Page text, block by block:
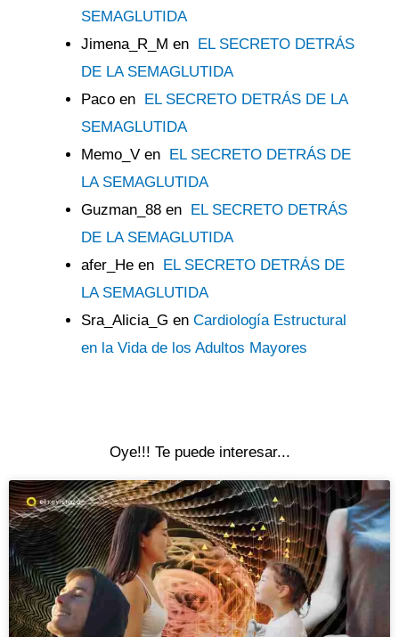
SEMAGLUTIDA
Jimena_R_M en EL SECRETO DETRÁS
DE LA SEMAGLUTIDA
Paco en EL SECRETO DETRÁS DE LA
SEMAGLUTIDA
Memo_V en EL SECRETO DETRÁS DE
LA SEMAGLUTIDA
Guzman_88 en EL SECRETO DETRÁS
DE LA SEMAGLUTIDA
afer_He en EL SECRETO DETRÁS DE
LA SEMAGLUTIDA
Sra_Alicia_G en Cardiología Estructural
en la Vida de los Adultos Mayores
Oye!!! Te puede interesar...